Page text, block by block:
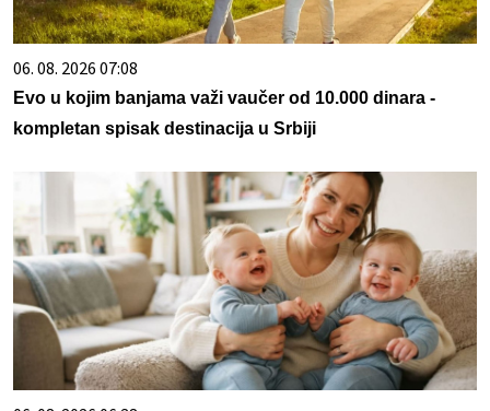
06. 08. 2026 07:08
Evo u kojim banjama važi vaučer od 10.000 dinara -
kompletan spisak destinacija u Srbiji